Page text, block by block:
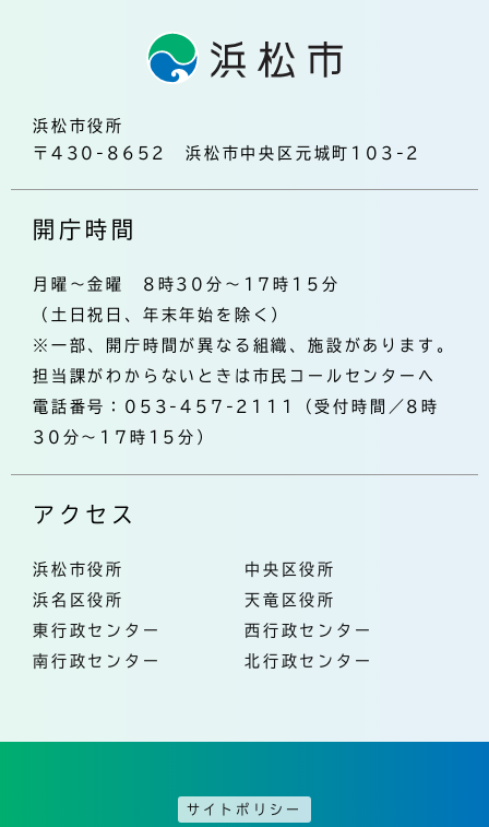
浜松市役所
〒430-8652 浜松市中央区元城町103-2
開庁時間
月曜～金曜 8時30分～17時15分
（土日祝日、年末年始を除く）
※一部、開庁時間が異なる組織、施設があります。
担当課がわからないときは市民コールセンターへ
電話番号：053-457-2111（受付時間／8時
30分～17時15分）
アクセス
浜松市役所
中央区役所
浜名区役所
天竜区役所
東行政センター
西行政センター
南行政センター
北行政センター
サイトポリシー